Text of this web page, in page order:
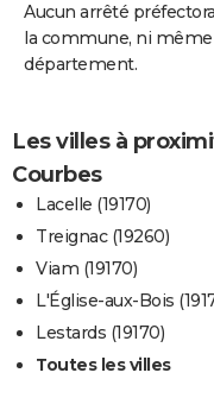
Aucun arrêté
la commune, ni
département.
Les villes à
Courbes
Lacelle (19170)
Treignac (19260)
Viam (19170)
L'Église-aux-Bois
Lestards (19170)
Toutes les villes